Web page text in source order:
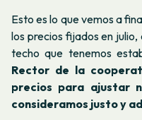
Esto es lo que vemos a
los precios fijados en
techo que tenemos
Rector de la
precios para ajustar
consideramos justo y